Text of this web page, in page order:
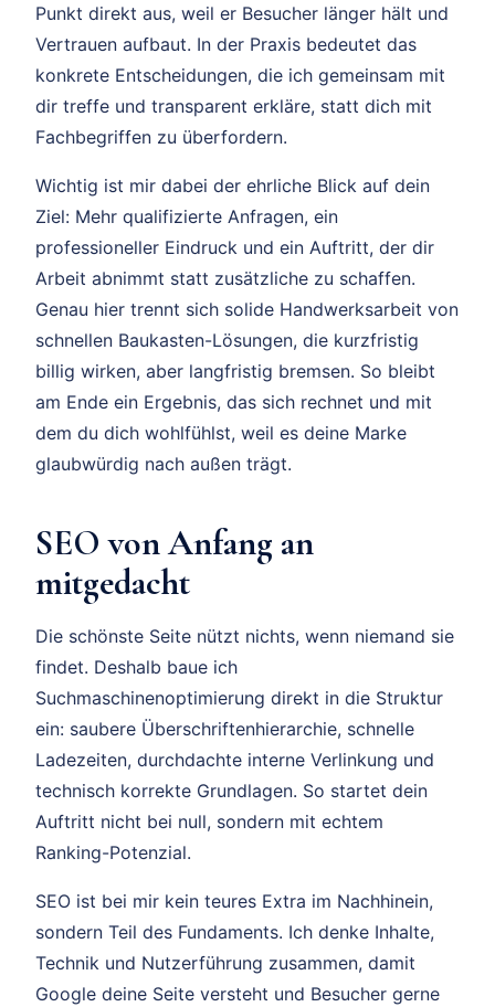
Punkt direkt aus, weil er Besucher länger hält und
Vertrauen aufbaut. In der Praxis bedeutet das
konkrete Entscheidungen, die ich gemeinsam mit
dir treffe und transparent erkläre, statt dich mit
Fachbegriffen zu überfordern.
Wichtig ist mir dabei der ehrliche Blick auf dein
Ziel: Mehr qualifizierte Anfragen, ein
professioneller Eindruck und ein Auftritt, der dir
Arbeit abnimmt statt zusätzliche zu schaffen.
Genau hier trennt sich solide Handwerksarbeit von
schnellen Baukasten-Lösungen, die kurzfristig
billig wirken, aber langfristig bremsen. So bleibt
am Ende ein Ergebnis, das sich rechnet und mit
dem du dich wohlfühlst, weil es deine Marke
glaubwürdig nach außen trägt.
SEO von Anfang an
mitgedacht
Die schönste Seite nützt nichts, wenn niemand sie
findet. Deshalb baue ich
Suchmaschinenoptimierung direkt in die Struktur
ein: saubere Überschriftenhierarchie, schnelle
Ladezeiten, durchdachte interne Verlinkung und
technisch korrekte Grundlagen. So startet dein
Auftritt nicht bei null, sondern mit echtem
Ranking-Potenzial.
SEO ist bei mir kein teures Extra im Nachhinein,
sondern Teil des Fundaments. Ich denke Inhalte,
Technik und Nutzerführung zusammen, damit
Google deine Seite versteht und Besucher gerne